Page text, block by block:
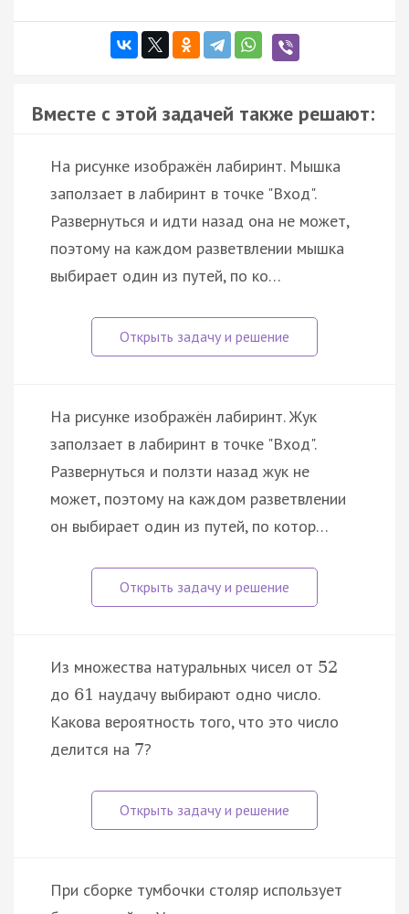
Вместе с этой задачей также решают:
На рисунке изображён лабиринт. Мышка
заползает в лабиринт в точке "Вход".
Развернуться и идти назад она не может,
поэтому на каждом разветвлении мышка
выбирает один из путей, по ко…
На рисунке изображён лабиринт. Жук
заползает в лабиринт в точке "Вход".
Развернуться и ползти назад жук не
может, поэтому на каждом разветвлении
он выбирает один из путей, по котор…
Из множества натуральных чисел от 52
до 61 наудачу выбирают одно число.
Какова вероятность того, что это число
делится на 7?
При сборке тумбочки столяр использует